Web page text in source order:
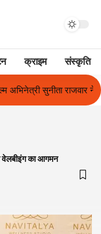
क्राइम संस्कृति
सीरीज़ एवं गुलाबो अवॉर्ड्स
वेलबीइंग का आगमन